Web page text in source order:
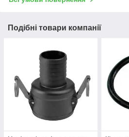
Подібні товари компанії